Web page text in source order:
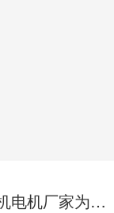
深圳微型直流电机电机厂家为您揭秘:微型直流电机行业中的技术进步与未来趋势